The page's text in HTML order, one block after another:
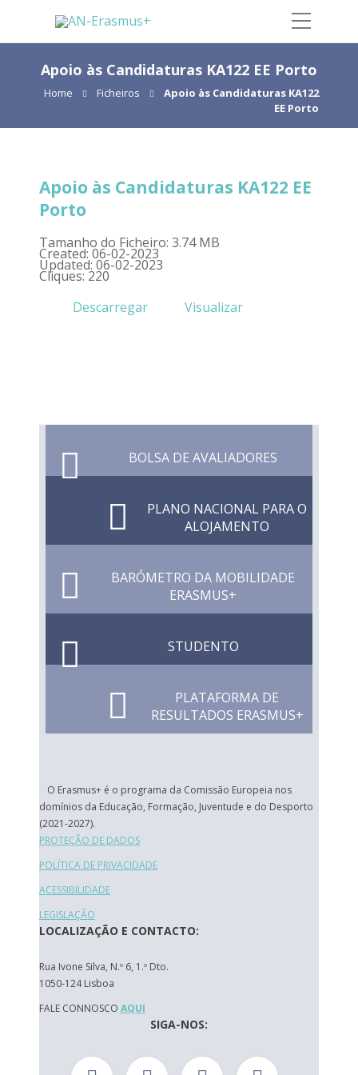
Apoio às Candidaturas KA122 EE Porto
Home Ficheiros
Apoio às Candidaturas KA122
EE Porto
Apoio às Candidaturas KA122 EE
Porto
Tamanho do Ficheiro: 3.74 MB
Created: 06-02-2023
Updated: 06-02-2023
Cliques: 220
Descarregar
Visualizar
BOLSA DE AVALIADORES
PLANO NACIONAL PARA O
ALOJAMENTO
BARÓMETRO DA MOBILIDADE
ERASMUS+
STUDENTO
PLATAFORMA DE
RESULTADOS ERASMUS+
O Erasmus+ é o programa da Comissão Europeia nos
domínios da Educação, Formação, Juventude e do Desporto
(2021-2027).
PROTEÇÃO DE DADOS
POLÍTICA DE PRIVACIDADE
ACESSIBILIDADE
LEGISLAÇÃO
LOCALIZAÇÃO E CONTACTO:
Rua Ivone Silva, N.º 6, 1.º Dto.
1050-124 Lisboa
FALE CONNOSCO AQUI
SIGA-NOS: